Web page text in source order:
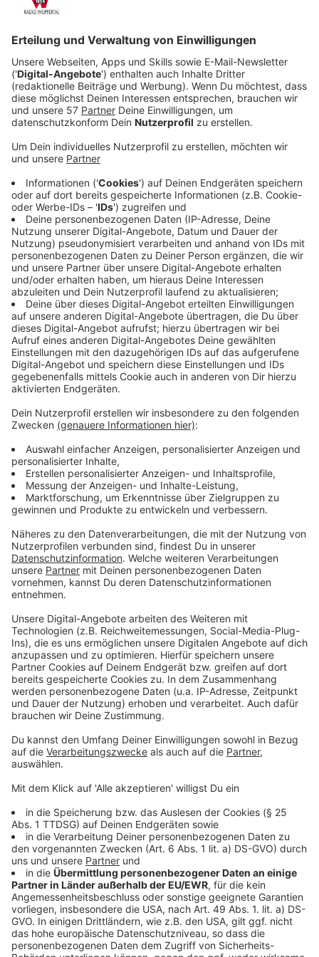
Veröffentlicht:
Anzeige
Doch die Tochter des Haues, die neunjährige Sophie
(Chloe Coleman), hat es faustdick hinter den Ohren.
Sie entdeckt die versteckten Kameras in der Wohnung
und findet auch schnell heraus, von wo aus ihre Familie
beobachtet wird. Dabei trifft sie auf JJ und seine
Partnerin Bobbi (Kristeen Schaal). Doch Sophie hat gar
kein Interesse daran, die beiden Spione auffliegen zu
lassen. Sie hält den Mund, wenn sie JJ als
Gegenleistung zur Spionin ausbildet. Für den harten
CIA-Agenten kommt damit eine echte Reifeprüfung
auf ihn zu.
Anzeige
Wir benötigen Ihre
Zustimmung, um den YouTube
Video-Service zu laden!
Wir verwenden einen Service eines
einzubetten. Dieser Service kann
Daten zu Ihren Aktivitäten
sammeln. Bitte lesen Sie die
Details durch und stimmen Sie der
Video anzusehen.
Mehr Informationen
powered byUsercentrics Consent
Management Platform
Sophie hat es faustdick hinter den Ohren und mit JJ
hat sie nun einen Ausbilder an der Hand.
Anzeige
© Copyright TOBIS Film GmbH
Eh sich JJ versieht, steht er als "Lehrer" vor Sophies
Klasse.
Anzeige
©Copyright TOBIS Film GmbH
Lektion 1 in der Spionage-Ausbildung: Ganz cool von
einer Explosion weggehen.
Anzeige